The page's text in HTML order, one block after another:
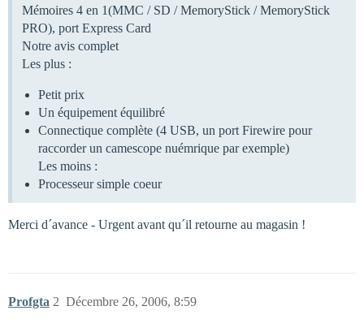
Mémoires 4 en 1(MMC / SD / MemoryStick / MemoryStick
PRO), port Express Card
Notre avis complet
Les plus :
Petit prix
Un équipement équilibré
Connectique complète (4 USB, un port Firewire pour
raccorder un camescope nuémrique par exemple)
Les moins :
Processeur simple coeur
Merci d´avance - Urgent avant qu´il retourne au magasin !
Profgta Décembre 26, 2006, 8:59
2